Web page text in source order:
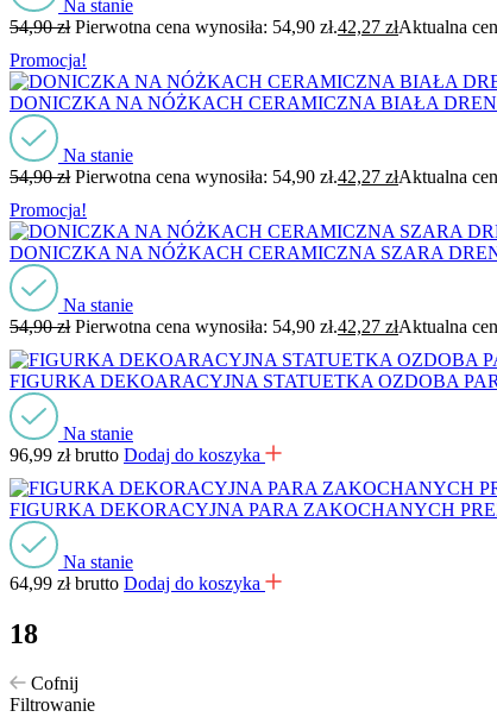
Na stanie
54,90zł Pierwotna cena wynosiła: 54,90 zł.42,27 złAktualna
Promocja!
DONICZKA NA NÓŻKACH CERAMICZNA BIAŁA
Na stanie
54,90zł Pierwotna cena wynosiła: 54,90 zł.42,27 złAktualna
Promocja!
DONICZKA NA NÓŻKACH CERAMICZNA SZARA
Na stanie
54,90zł Pierwotna cena wynosiła: 54,90 zł.42,27 złAktualna
FIGURKA DEKOARACYJNA STATUETKA OZDOBA
Na stanie
96,99 zł brutto Dodaj do koszyka
FIGURKA DEKORACYJNA PARA ZAKOCHANYCH
Na stanie
64,99 zł brutto Dodaj do koszyka
18
Cofnij
Filtrowanie